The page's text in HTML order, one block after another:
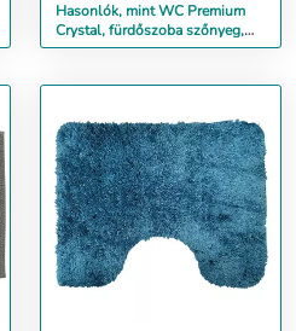
Hasonlók, mint WC Premium
Crystal, fürdőszoba szőnyeg,
Bézs